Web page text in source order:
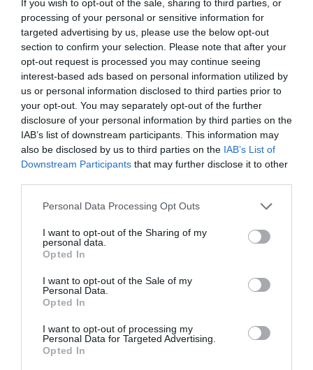
If you wish to opt-out of the sale, sharing to third parties, or
processing of your personal or sensitive information for
targeted advertising by us, please use the below opt-out
section to confirm your selection. Please note that after your
opt-out request is processed you may continue seeing
interest-based ads based on personal information utilized by
us or personal information disclosed to third parties prior to
your opt-out. You may separately opt-out of the further
disclosure of your personal information by third parties on the
IAB’s list of downstream participants. This information may
also be disclosed by us to third parties on the IAB’s List of
Downstream Participants that may further disclose it to other
Personal Data Processing Opt Outs
I want to opt-out of the Sharing of my
personal data.
Opted In
I want to opt-out of the Sale of my
Personal Data.
Opted In
I want to opt-out of processing my
Personal Data for Targeted Advertising.
Opted In
Eισιτήρια:
Προπώληση: Ανέργων, μαθητικό, φοιτητικό και άτομα
άνω των 65 ετών: 10€ - Κανονικό: 12€ | Ταμείο:
Ανέργων, μαθητικό, φοιτητικό και άτομα άνω των 65
ετών: 12€ | Κανονικό: 15€
Προπώληση:
Ticket Services –www.ticketservices.gr, τηλ.:
210.7234567 | Καταστήματα Public καιtickets.public.gr
ΣΑΡΩΘΡΟΝ, Κατούνη 17, Λαδάδικα | IN
CASE Εγνατίας 22 και Εγνατίας 98 | ΚΑΦΕ ΔΙΩΡΟΦΟ
Κερασούντος 81, Καλαμαριά | Μονή Λαζαριστών,
Πληροφορίες / Κρατήσεις:
Τηλ.: 2310589200
Ακολουθήστε το Culturenow.gr στο Google News
μάθετε πρώτοι όλες τις ειδήσεις
Δείτε όλα τατελευταία νέαγια την Τέχνη και τον
Πολιτισμό στο